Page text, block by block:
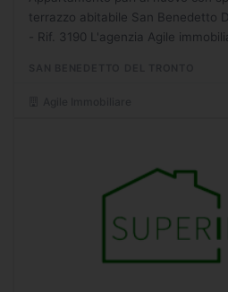
terrazzo abitabile San Benedetto
- Rif. 3190 L'agenzia Agile